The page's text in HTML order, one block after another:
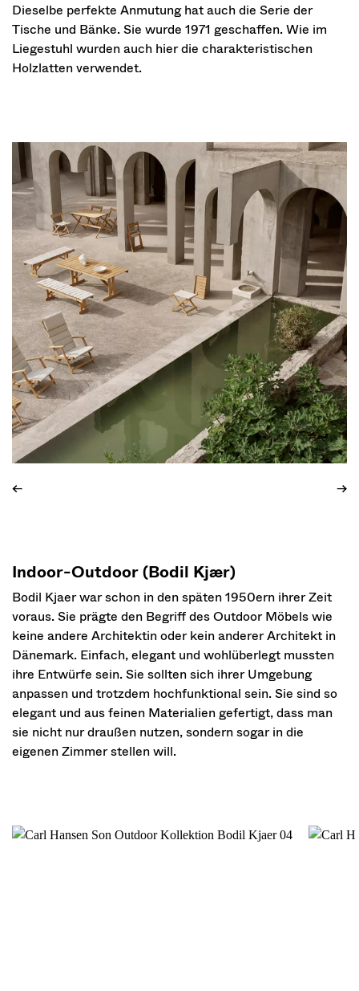
Dieselbe perfekte Anmutung hat auch die Serie der
Tische und Bänke. Sie wurde 1971 geschaffen. Wie im
Liegestuhl wurden auch hier die charakteristischen
Holzlatten verwendet.
← →
Indoor-Outdoor (Bodil Kjær)
Bodil Kjaer war schon in den späten 1950ern ihrer Zeit
voraus. Sie prägte den Begriff des Outdoor Möbels wie
keine andere Architektin oder kein anderer Architekt in
Dänemark. Einfach, elegant und wohlüberlegt mussten
ihre Entwürfe sein. Sie sollten sich ihrer Umgebung
anpassen und trotzdem hochfunktional sein. Sie sind so
elegant und aus feinen Materialien gefertigt, dass man
sie nicht nur draußen nutzen, sondern sogar in die
eigenen Zimmer stellen will.